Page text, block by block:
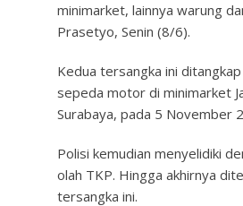
minimarket, lainnya warung
Prasetyo, Senin (8/6).
Kedua tersangka ini
sepeda motor di minimarket
Surabaya, pada 5 November
Polisi kemudian menyelidiki
olah TKP. Hingga akhirnya
tersangka ini.